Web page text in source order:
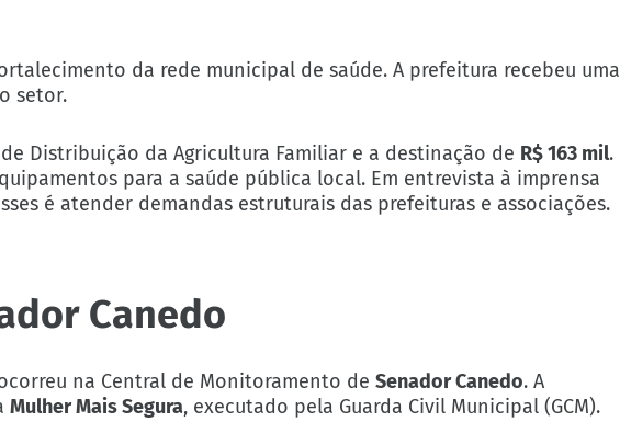
da rede municipal de saúde. A prefeitura recebeu uma
setor.
Distribuição da Agricultura Familiar e a destinação de R$ 163 mil.
para a saúde pública local. Em entrevista à imprensa
é atender demandas estruturais das prefeituras e associações.
Canedo
na Central de Monitoramento de Senador Canedo. A
Mulher Mais Segura, executado pela Guarda Civil Municipal (GCM).